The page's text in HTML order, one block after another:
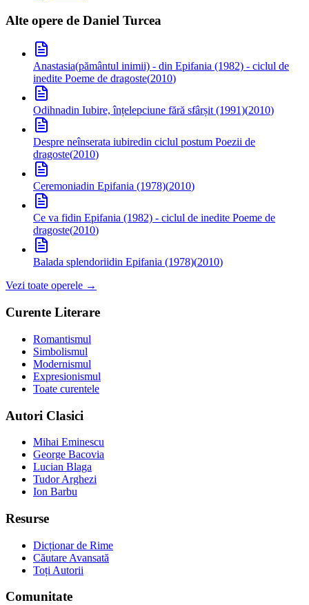
Alte opere de Daniel Turcea
Anastasia(pământul inimii) - din Epifania (1982) - ciclul de
inedite Poeme de dragoste(2010)
Odihnadin Iubire, înțelepciune fără sfârșit (1991)(2010)
Despre neînserata iubiredin ciclul postum Poezii de
dragoste(2010)
Ceremoniadin Epifania (1978)(2010)
Ce va fidin Epifania (1982) - ciclul de inedite Poeme de
dragoste(2010)
Balada splendoriidin Epifania (1978)(2010)
Vezi toate operele →
Curente Literare
Romantismul
Simbolismul
Modernismul
Expresionismul
Toate curentele
Autori Clasici
Mihai Eminescu
George Bacovia
Lucian Blaga
Tudor Arghezi
Ion Barbu
Resurse
Dicționar de Rime
Căutare Avansată
Toți Autorii
Comunitate